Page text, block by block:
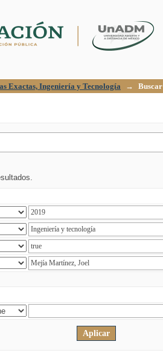
Exactas, Ingeniería y Tecnología → Buscar